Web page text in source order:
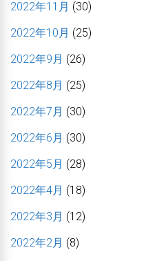
2022年11月 (30)
2022年10月 (25)
2022年9月 (26)
2022年8月 (25)
2022年7月 (30)
2022年6月 (30)
2022年5月 (28)
2022年4月 (18)
2022年3月 (12)
2022年2月 (8)